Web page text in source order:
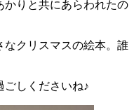
かりと共にあらわれたの
なクリスマスの絵本。誰
ごしくださいね♪